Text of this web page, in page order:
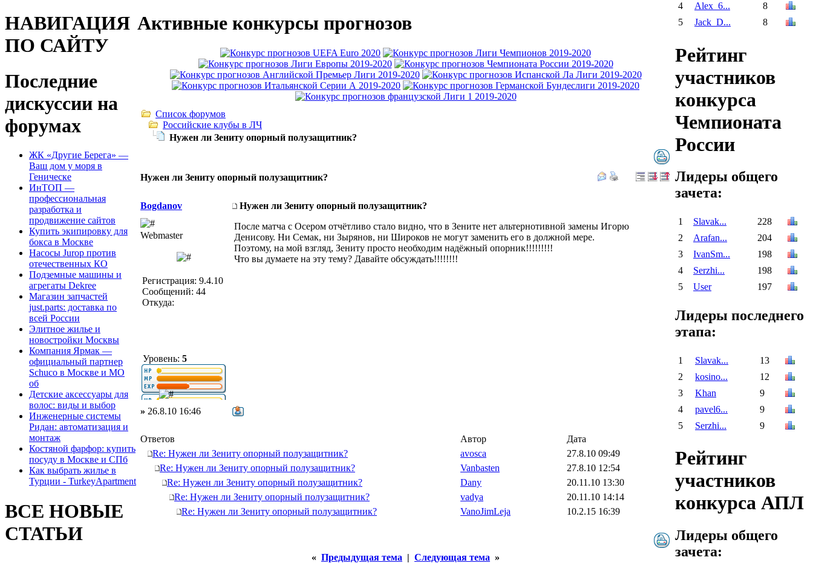
НАВИГАЦИЯ
ПО САЙТУ
Последние
дискуссии на
форумах
ЖК «Другие Берега» —
Ваш дом у моря в
Геническе
ИнТОП —
профессиональная
разработка и
продвижение сайтов
Купить экипировку для
бокса в Москве
Насосы Jurop против
отечественных КО
Подземные машины и
агрегаты Dekree
Магазин запчастей
just.parts: доставка по
всей России
Элитное жилье и
новостройки Москвы
Компания Ярмак —
официальный партнер
Schuco в Москве и МО
об
Детские аксессуары для
волос: виды и выбор
Инженерные системы
Ридан: автоматизация и
монтаж
Костяной фарфор: купить
посуду в Москве и СПб
Как выбрать жилье в
Турции - TurkeyApartment
ВСЕ НОВЫЕ
СТАТЬИ
Активные конкурсы прогнозов
Список форумов
Российские клубы в ЛЧ
Нужен ли Зениту опорный полузащитник?
Нужен ли Зениту опорный полузащитник?
Bogdanov Нужен ли Зениту опорный полузащитник?
Webmaster
Регистрация: 9.4.10
Сообщений: 44
Откуда:
Уровень: 5
После матча с Осером отчётливо стало видно, что в Зените нет альтернотивной замены Игорю
Денисову. Ни Семак, ни Зырянов, ни Широков не могут заменить его в должной мере.
Поэтому, на мой взгляд, Зениту просто необходим надёжный опорник!!!!!!!!!
Что вы думаете на эту тему? Давайте обсуждать!!!!!!!!
» 26.8.10 16:46
Ответов Автор
Дата
Re: Нужен ли Зениту опорный полузащитник?
avosca
27.8.10 09:49
Re: Нужен ли Зениту опорный полузащитник?
Vanbasten
27.8.10 12:54
Re: Нужен ли Зениту опорный полузащитник?
Dany
20.11.10 13:30
Re: Нужен ли Зениту опорный полузащитник?
vadya
20.11.10 14:14
Re: Нужен ли Зениту опорный полузащитник?
VanoJimLeja 10.2.15 16:39
« Предыдущая тема | Следующая тема »
4
Alex_6...
8
5
Jack_D... 8
Рейтинг
участников
конкурса
Чемпионата
России
Лидеры общего
зачета:
1 Slavak...
228
2
Arafan...
204
3
IvanSm...
198
4
Serzhi...
198
5
User 197
Лидеры последнего
этапа:
1 Slavak...
13
2
kosino...
12
3
Khan
9
4
pavel6...
9
5
Serzhi... 9
Рейтинг
участников
конкурса АПЛ
Лидеры общего
зачета: